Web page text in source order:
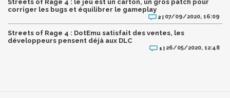
Streets of Rage 4 : le jeu est un carton, un gros patch pour
corriger les bugs et équilibrer le gameplay
2 | 07/09/2020, 16:09
Streets of Rage 4 : DotEmu satisfait des ventes, les
développeurs pensent déjà aux DLC
1 | 26/05/2020, 12:48